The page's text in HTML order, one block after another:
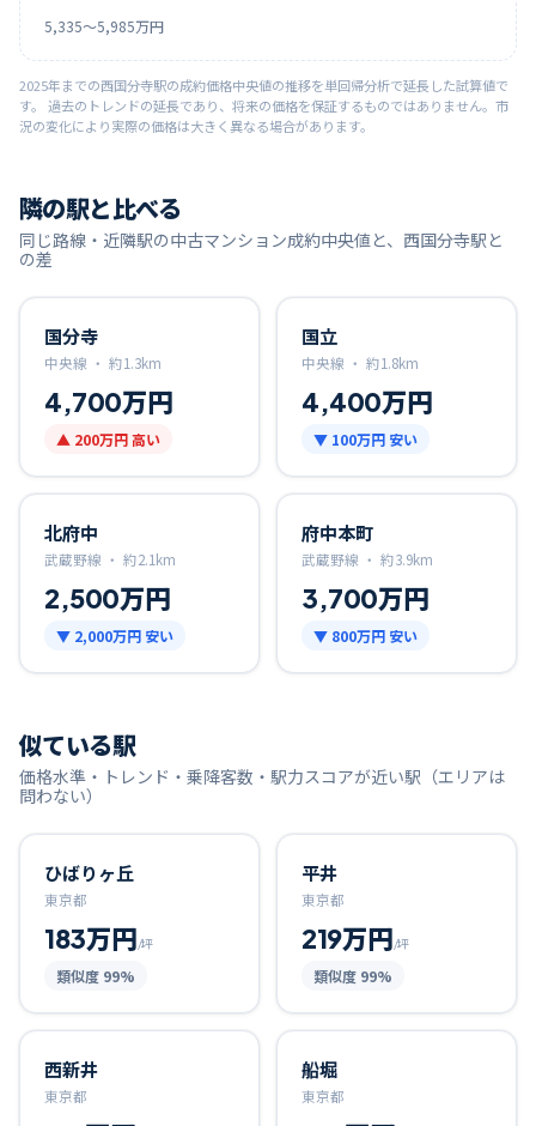
5,335〜5,985万円
2025年までの西国分寺駅の成約価格中央値の推移を単回帰分析で延長した試算値で
す。 過去のトレンドの延長であり、将来の価格を保証するものではありません。市
況の変化により実際の価格は大きく異なる場合があります。
隣の駅と比べる
同じ路線・近隣駅の中古マンション成約中央値と、 西国分寺駅と
の差
国分寺
中央線 ・ 約1.3km
4,700万円
▲ 200万円高い
国立
中央線 ・ 約1.8km
4,400万円
▼ 100万円 安い
北府中
武蔵野線 ・ 約2.1km
2,500万円
▼ 2,000万円 安い
府中本町
武蔵野線 ・ 約3.9km
3,700万円
▼ 800万円 安い
似ている駅
価格水準・トレンド・乗降客数・駅力スコアが近い駅（エリアは
問わない）
ひばりヶ丘
東京都
183万円/坪
類似度 99%
平井
東京都
219万円/坪
類似度 99%
西新井
東京都
船堀
東京都